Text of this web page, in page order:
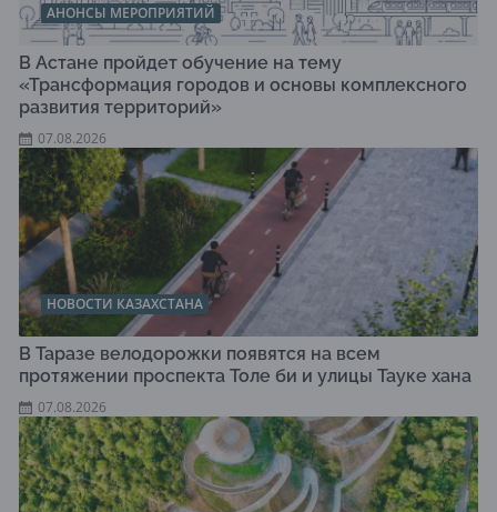
АНОНСЫ МЕРОПРИЯТИЙ
В Астане пройдет обучение на тему
«Трансформация городов и основы комплексного
развития территорий»
07.08.2026
НОВОСТИ КАЗАХСТАНА
В Таразе велодорожки появятся на всем
протяжении проспекта Толе би и улицы Тауке хана
07.08.2026